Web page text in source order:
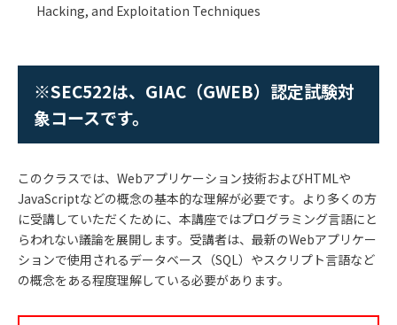
Hacking, and Exploitation Techniques
※SEC522は、GIAC（GWEB）認定試験対
象コースです。
このクラスでは、 Webアプリケーション技術およびHTMLや
JavaScriptなどの概念の基本的な理解が必要です。より多くの方
に受講していただくために、本講座ではプログラミング言語にと
らわれない議論を展開します。受講者は、最新のWebアプリケー
ションで使用されるデータベース（SQL）やスクリプト言語など
の概念をある程度理解している必要があります。